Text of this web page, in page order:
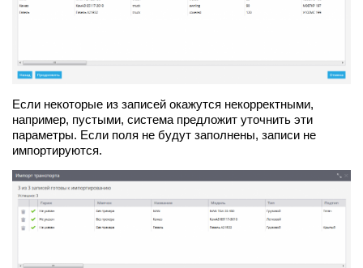
Если некоторые из записей окажутся некорректными,
например, пустыми, система предложит уточнить эти
параметры. Если поля не будут заполнены, записи не
импортируются.